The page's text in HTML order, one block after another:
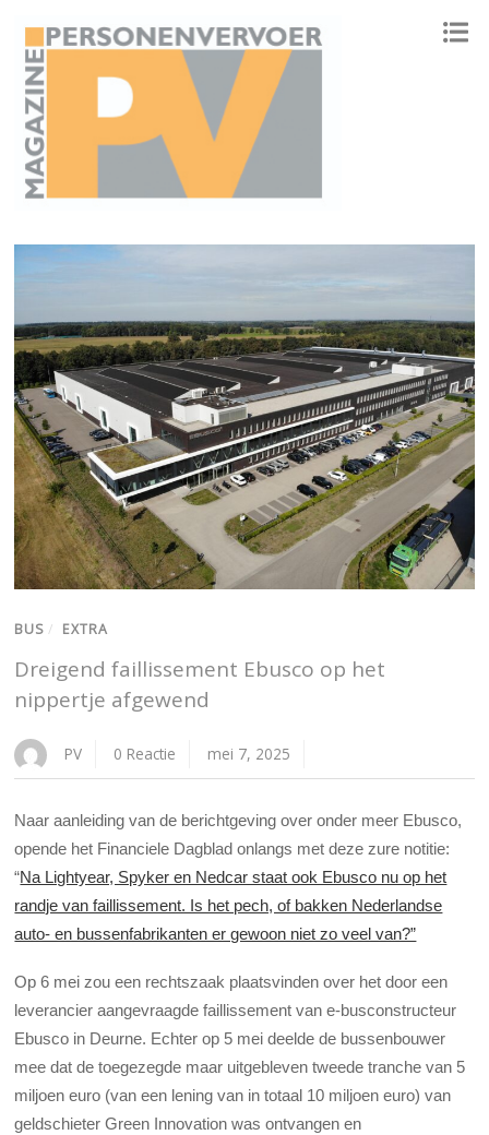
BUS / EXTRA
Dreigend faillissement Ebusco op het
nippertje afgewend
PV 0 Reactie mei 7, 2025
Naar aanleiding van de berichtgeving over onder meer Ebusco,
opende het Financiele Dagblad onlangs met deze zure notitie:
“Na Lightyear, Spyker en Nedcar staat ook Ebusco nu op het
randje van faillissement. Is het pech, of bakken Nederlandse
auto- en bussenfabrikanten er gewoon niet zo veel van?”
Op 6 mei zou een rechtszaak plaatsvinden over het door een
leverancier aangevraagde faillissement van e-busconstructeur
Ebusco in Deurne. Echter op 5 mei deelde de bussenbouwer
mee dat de toegezegde maar uitgebleven tweede tranche van 5
miljoen euro (van een lening van in totaal 10 miljoen euro) van
geldschieter Green Innovation was ontvangen en